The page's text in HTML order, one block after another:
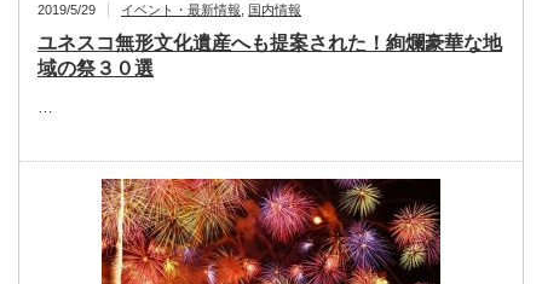
2019/5/29 イベント・最新情報 国内情報
ユネスコ無形文化遺産へも提案された！絢爛豪華な地
域の祭３０選